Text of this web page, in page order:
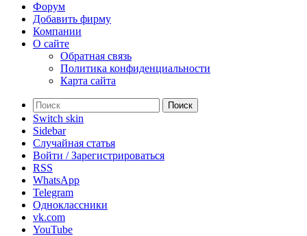
Форум
Добавить фирму
Компании
О сайте
Обратная связь
Политика конфиденциальности
Карта сайта
Поиск
Switch skin
Sidebar
Случайная статья
Войти / Зарегистрироваться
RSS
WhatsApp
Telegram
Одноклассники
vk.com
YouTube